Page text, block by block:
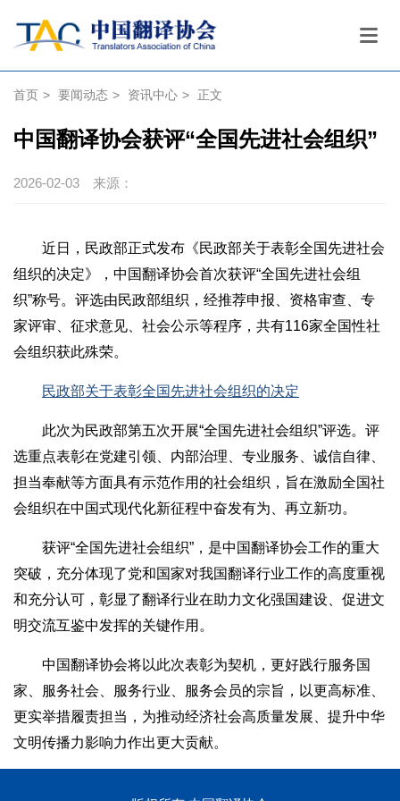
首页 > 要闻动态 > 资讯中心 > 正文
中国翻译协会获评“全国先进社会组织”
2026-02-03 来源：
近日，民政部正式发布《民政部关于表彰全国先进社会
组织的决定》，中国翻译协会首次获评“全国先进社会组
织”称号。评选由民政部组织，经推荐申报、资格审查、专
家评审、征求意见、社会公示等程序，共有116家全国性社
会组织获此殊荣。
民政部关于表彰全国先进社会组织的决定
此次为民政部第五次开展“全国先进社会组织”评选。评
选重点表彰在党建引领、内部治理、专业服务、诚信自律、
担当奉献等方面具有示范作用‌的社会组织，旨在激励全国社
会组织在中国式现代化新征程中奋发有为、再立新功。
获评“全国先进社会组织”，是中国翻译协会工作的重大
突破，充分体现了党和国家对我国翻译行业工作的高度重视
和充分认可，彰显了翻译行业在助力文化强国建设、促进文
明交流互鉴中发挥的关键作用。
中国翻译协会将以此次表彰为契机，更好践行服务国
家、服务社会、服务行业、服务会员的宗旨，以更高标准、
更实举措履责担当，为推动经济社会高质量发展、提升中华
文明传播力影响力作出更大贡献。